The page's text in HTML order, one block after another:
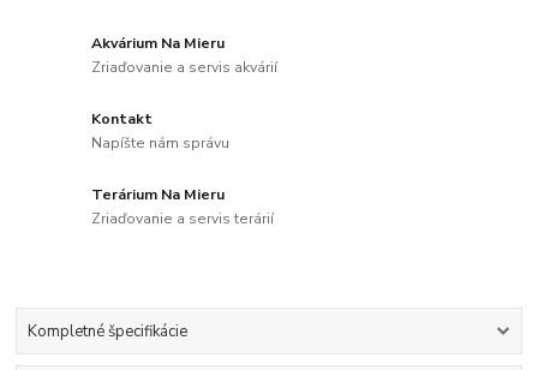
Akvárium Na Mieru
Zriaďovanie a servis akvárií
Kontakt
Napíšte nám správu
Terárium Na Mieru
Zriaďovanie a servis terárií
Kompletné špecifikácie